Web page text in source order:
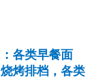
各类早餐面
烤排档，各类